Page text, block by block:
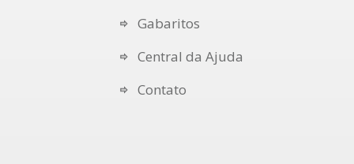
Gabaritos
Central da Ajuda
Contato